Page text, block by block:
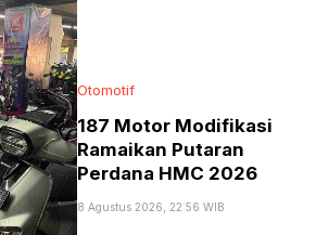
Otomotif
187 Motor Modifikasi
Ramaikan Putaran
Perdana HMC 2026
8 Agustus 2026, 22:56 WIB